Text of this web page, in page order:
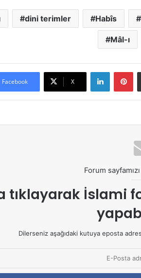
dini terimler Habîs
Mâl-ı
Facebook X
Forum
tıklayarak İslami
Dilerseniz aşağıdaki kutuya eposta